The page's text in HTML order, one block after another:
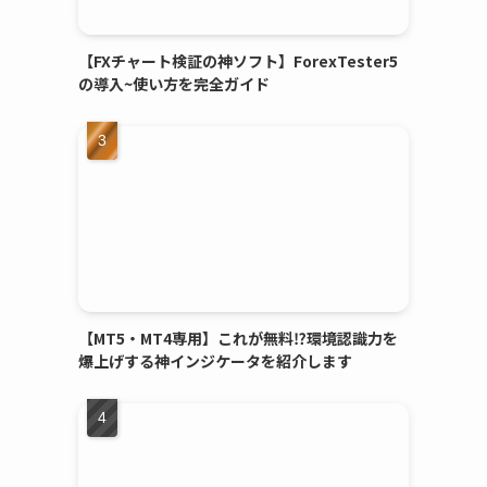
【FXチャート検証の神ソフト】ForexTester5
の導入~使い方を完全ガイド
【MT5・MT4専用】これが無料⁉環境認識力を
爆上げする神インジケータを紹介します